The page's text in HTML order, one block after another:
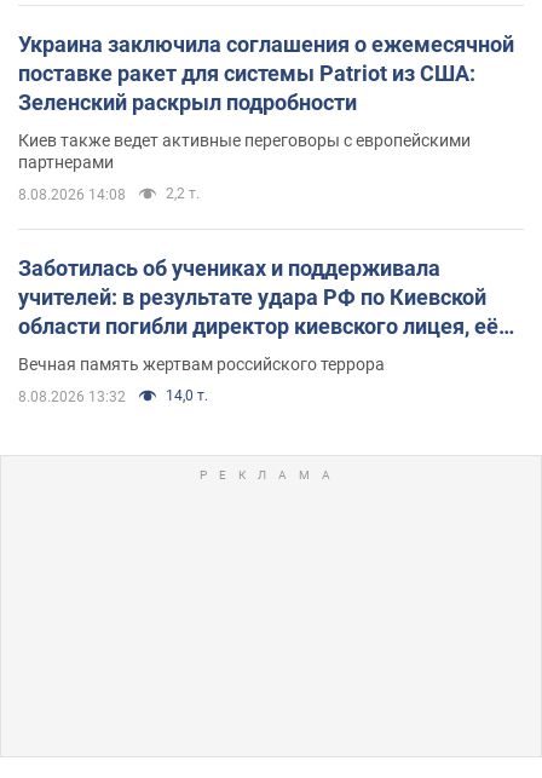
Украина заключила соглашения о ежемесячной
поставке ракет для системы Patriot из США:
Зеленский раскрыл подробности
Киев также ведет активные переговоры с европейскими
партнерами
8.08.2026 14:08 2,2 т.
Заботилась об учениках и поддерживала
учителей: в результате удара РФ по Киевской
области погибли директор киевского лицея, её
муж и внук
Вечная память жертвам российского террора
8.08.2026 13:32 14,0 т.